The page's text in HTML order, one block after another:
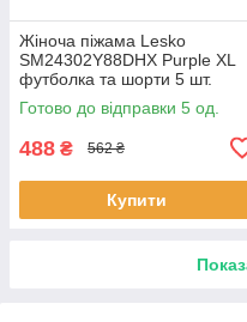
Жіноча піжама Lesko
SM24302Y88DHX Purple XL
футболка та шорти 5 шт.
Готово до відправки 5 од.
488 ₴ 562 ₴
Купити